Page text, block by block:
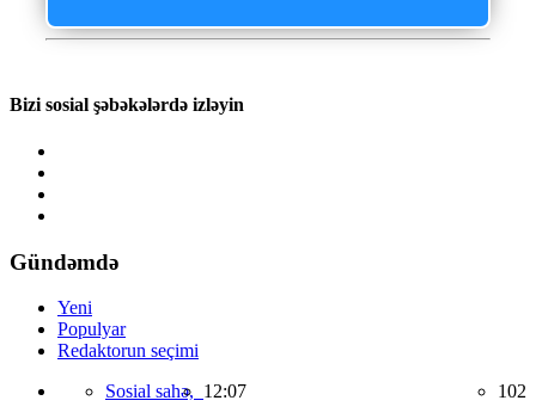
Bizi sosial şəbəkələrdə izləyin
Gündəmdə
Yeni
Populyar
Redaktorun seçimi
Sosial sahə, 12:07 102